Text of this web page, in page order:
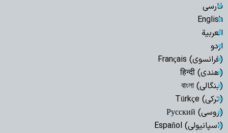
فارسی
English
العربیة
اردو
(فرانسوی) Français
(هندی) हिन्दी
(بنگالی) বাংলা
(ترکی) Türkçe
(روسی) Русский
(اسپانیولی) Español